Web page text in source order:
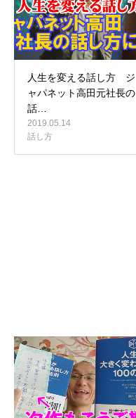
人生を変える話し方 ジ
ャパネット高田元社長の
話…
2019.05.14
話し方